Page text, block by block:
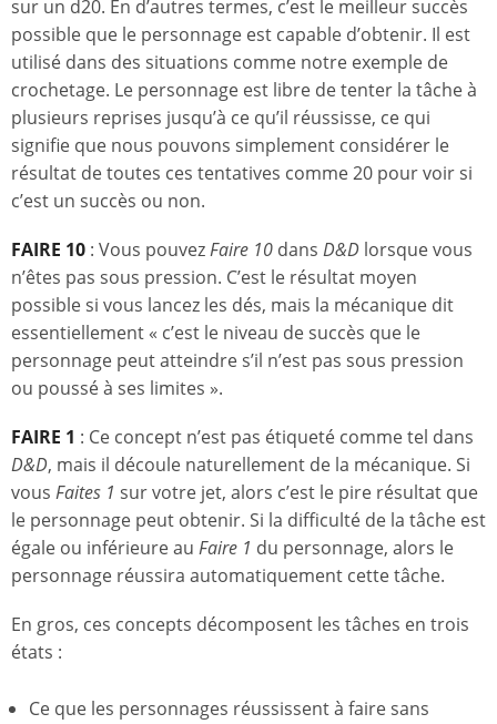
sur un d20. En d’autres termes, c’est le meilleur succès
possible que le personnage est capable d’obtenir. Il est
utilisé dans des situations comme notre exemple de
crochetage. Le personnage est libre de tenter la tâche à
plusieurs reprises jusqu’à ce qu’il réussisse, ce qui
signifie que nous pouvons simplement considérer le
résultat de toutes ces tentatives comme 20 pour voir si
c’est un succès ou non.
FAIRE 10 : Vous pouvezFaire 10 dans D&D lorsque vous
n’êtes pas sous pression. C’est le résultat moyen
possible si vous lancez les dés, mais la mécanique dit
essentiellement « c’est le niveau de succès que le
personnage peut atteindre s’il n’est pas sous pression
ou poussé à ses limites ».
FAIRE 1 : Ce concept n’est pas étiqueté comme tel dans
D&D, mais il découle naturellement de la mécanique. Si
vous Faites 1 sur votre jet, alors c’est le pire résultat que
le personnage peut obtenir. Si la difficulté de la tâche est
égale ou inférieure au Faire 1 du personnage, alors le
personnage réussira automatiquement cette tâche.
En gros, ces concepts décomposent les tâches en trois
états :
Ce que les personnages réussissent à faire sans